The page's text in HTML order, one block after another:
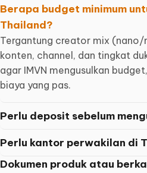
Berapa budget minimum
Thailand?
Tergantung creator mix
konten, channel, dan tingkat
agar IMVN mengusulkan
biaya yang pas.
Perlu deposit sebelum
Perlu kantor perwakilan di
Dokumen produk atau